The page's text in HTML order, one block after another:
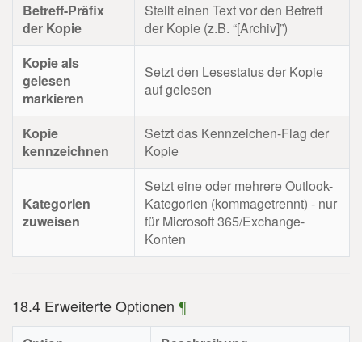
Betreff-Präfix
der Kopie
Stellt einen Text vor den Betreff
der Kopie (z.B. “[Archiv]”)
Kopie als
gelesen
markieren
Setzt den Lesestatus der Kopie
auf gelesen
Kopie
kennzeichnen
Setzt das Kennzeichen-Flag der
Kopie
Kategorien
zuweisen
Setzt eine oder mehrere Outlook-
Kategorien (kommagetrennt) - nur
für Microsoft 365/Exchange-
Konten
18.4 Erweiterte Optionen ¶